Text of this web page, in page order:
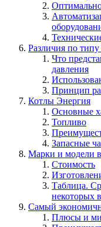
Различия по
Что
давления
Принцип
Котлы Энергия
Основные
Топливо
Запасные
Марки и модели
Стоимость
Таблица.
некоторых
Самый
Плюсы и